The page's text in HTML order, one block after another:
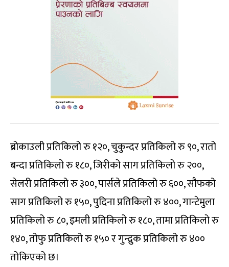
ब्रोकाउली प्रतिकिलो रु १२०, चुकुन्दर प्रतिकिलो रु ९०, रातो
बन्दा प्रतिकिलो रु १८०, जिरीको साग प्रतिकिलो रु २००,
सेलरी प्रतिकिलो रु ३००, पार्सले प्रतिकिलो रु ६००, सौफको
साग प्रतिकिलो रु १५०, पुदिना प्रतिकिलो रु ४००, गान्टेमुला
प्रतिकिलो रु ८०, इमली प्रतिकिलो रु १८०, तामा प्रतिकिलो रु
१४०, तोफु प्रतिकिलो रु १५० र गुन्द्रुक प्रतिकिलो रु ४००
तोकिएको छ।